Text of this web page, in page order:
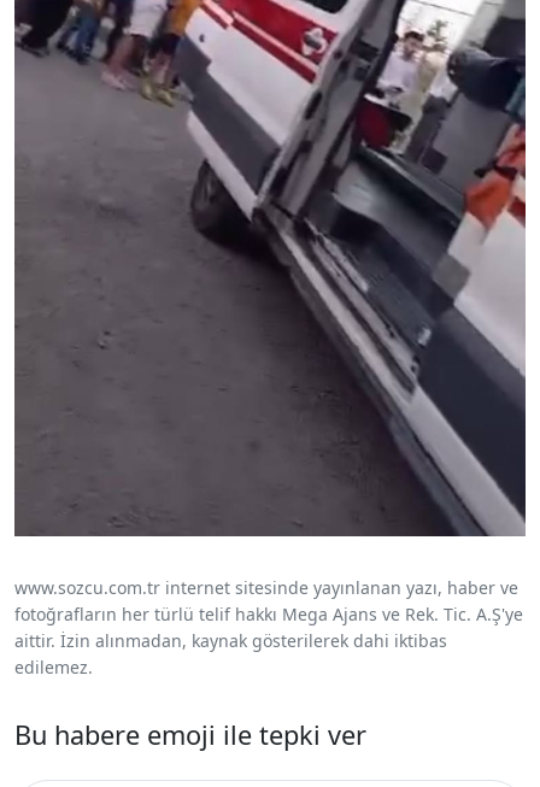
www.sozcu.com.tr internet sitesinde yayınlanan yazı, haber ve
fotoğrafların her türlü telif hakkı Mega Ajans ve Rek. Tic. A.Ş'ye
aittir. İzin alınmadan, kaynak gösterilerek dahi iktibas
edilemez.
Bu habere emoji ile tepki ver